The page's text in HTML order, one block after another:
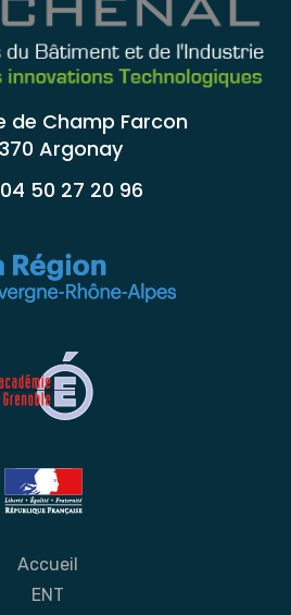
de Champ Farcon
Argonay
50 27 20 96
Accueil
ENT